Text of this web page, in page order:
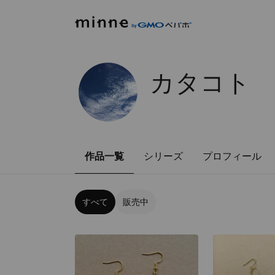
カタコト
作品一覧 シリーズ プロフィール
すべて 販売中